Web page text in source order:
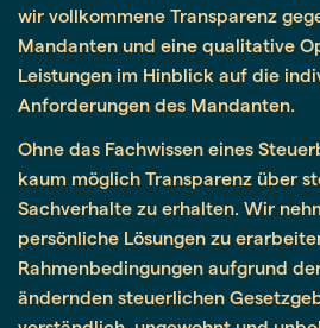
wir vollkommene Transparenz
Mandanten und eine qualitative
Leistungen im Hinblick auf die
Anforderungen des Mandanten.
Ohne das Fachwissen eines
kaum möglich Transparenz über
Sachverhalte zu erhalten. Wir
persönliche Lösungen zu
Rahmenbedingungen aufgrund
ändernden steuerlichen